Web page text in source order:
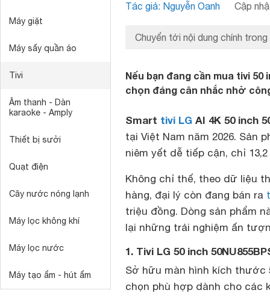
Máy giặt
Máy sấy quần áo
Tivi
Âm thanh - Dàn
karaoke - Amply
Thiết bị sưởi
Quạt điện
Cây nước nóng lạnh
Máy lọc không khí
Máy lọc nước
Máy tạo ẩm - hút ẩm
Tác giả: Nguyễn Oanh Cập
Chuyển tới nội dung chính trong
Nếu bạn đang cần mua tivi 50
chọn đáng cân nhắc nhờ
Smart tivi LG AI 4K 50 inch
tại Việt Nam năm 2026. Sản
niêm yết dễ tiếp cận, chỉ
Không chỉ thế, theo dữ liệu
hàng, đại lý còn đang bán ra
triệu đồng. Dòng sản phẩm
lại những trải nghiệm ấn
1. Tivi LG 50 inch
Sở hữu màn hình kích thước
chọn phù hợp dành cho các